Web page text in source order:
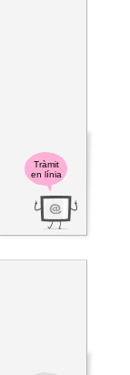
Tràmit
en línia